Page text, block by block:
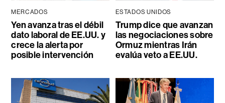
MERCADOS
Yen avanza tras el débil
dato laboral de EE.UU. y
crece la alerta por
posible intervención
ESTADOS UNIDOS
Trump dice que avanzan
las negociaciones sobre
Ormuz mientras Irán
evalúa veto a EE.UU.